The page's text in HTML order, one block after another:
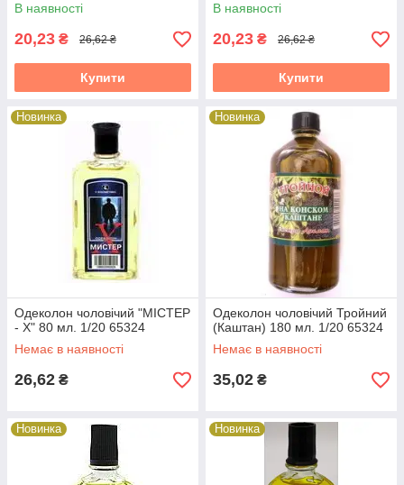
В наявності
20,23 ₴ 26,62 ₴
Купити
В наявності
20,23 ₴ 26,62 ₴
Купити
Новинка
Одеколон чоловічий "МІСТЕР
- Х" 80 мл. 1/20 65324
Немає в наявності
26,62 ₴
Новинка
Одеколон чоловічий Тройний
(Каштан) 180 мл. 1/20 65324
Немає в наявності
35,02 ₴
Новинка Новинка